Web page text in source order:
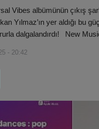
Vibes albümünün çıkış
Yılmaz’ın yer aldığı bu
dalgalandırdı! New
- 20:42